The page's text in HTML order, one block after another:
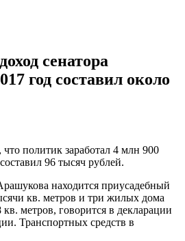
сенатора
год составил около
политик заработал 4 млн 900
96 тысяч рублей.
находится приусадебный
кв. метров и три жилых дома
метров, говорится в декларации
Транспортных средств в